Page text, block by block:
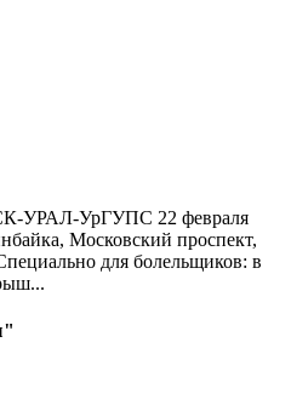
УРАЛ-УрГУПС 22 февраля
Московский проспект,
для болельщиков: в